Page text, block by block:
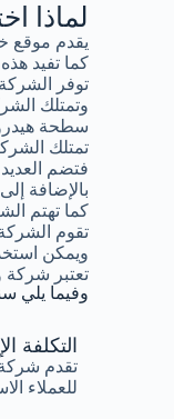
لماذا
يقدم موقع
كما تفيد
توفر
وتمتلك
سطحة
تمتلك
فتضم
بالإضافة
كما تهتم
تقوم
ويمكن
تعتبر شركة
وفيما يلي
التكلفة
تقدم شركة
للعملاء